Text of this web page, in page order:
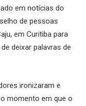
em notícias do
de pessoas
em Curitiba para
deixar palavras de
ironizaram e
momento em que o